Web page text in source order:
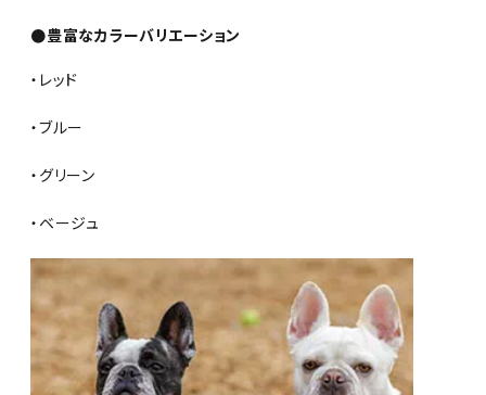
●豊富なカラーバリエーション
・レッド
・ブルー
・グリーン
・ベージュ